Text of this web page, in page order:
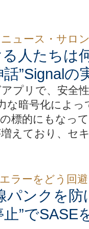
ュース・サロ
人たちは
”Signalの
プリで、安全
な暗号化によ
標的にもなっ
えており、セ
ラーをどう回
パンクを
止”でSASE